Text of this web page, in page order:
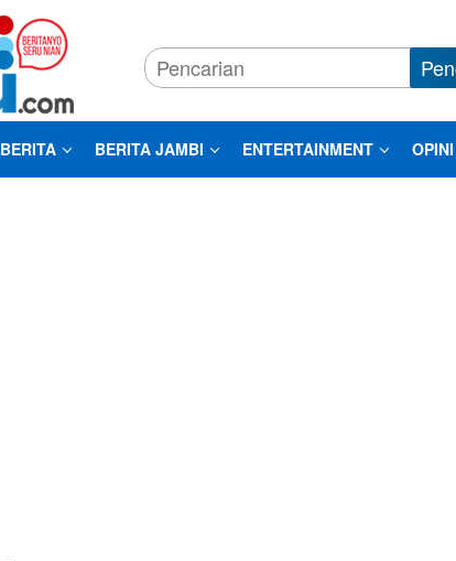
BERITA BERITA JAMBI ENTERTAINMENT OPINI